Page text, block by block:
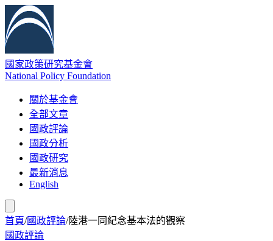
國家政策研究基金會
National Policy Foundation
關於基金會
全部文章
國政評論
國政分析
國政研究
最新消息
English
首頁/國政評論/陸港一同紀念基本法的觀察
國政評論